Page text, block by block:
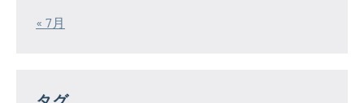
« 7月